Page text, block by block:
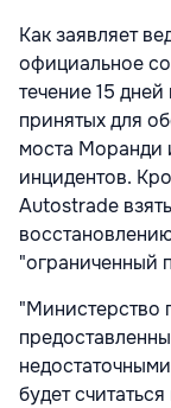
Как заявляет
официальное
течение 15
принятых для
моста Моранди
инцидентов.
Autostrade
"ограниченный
"Министерство
будет